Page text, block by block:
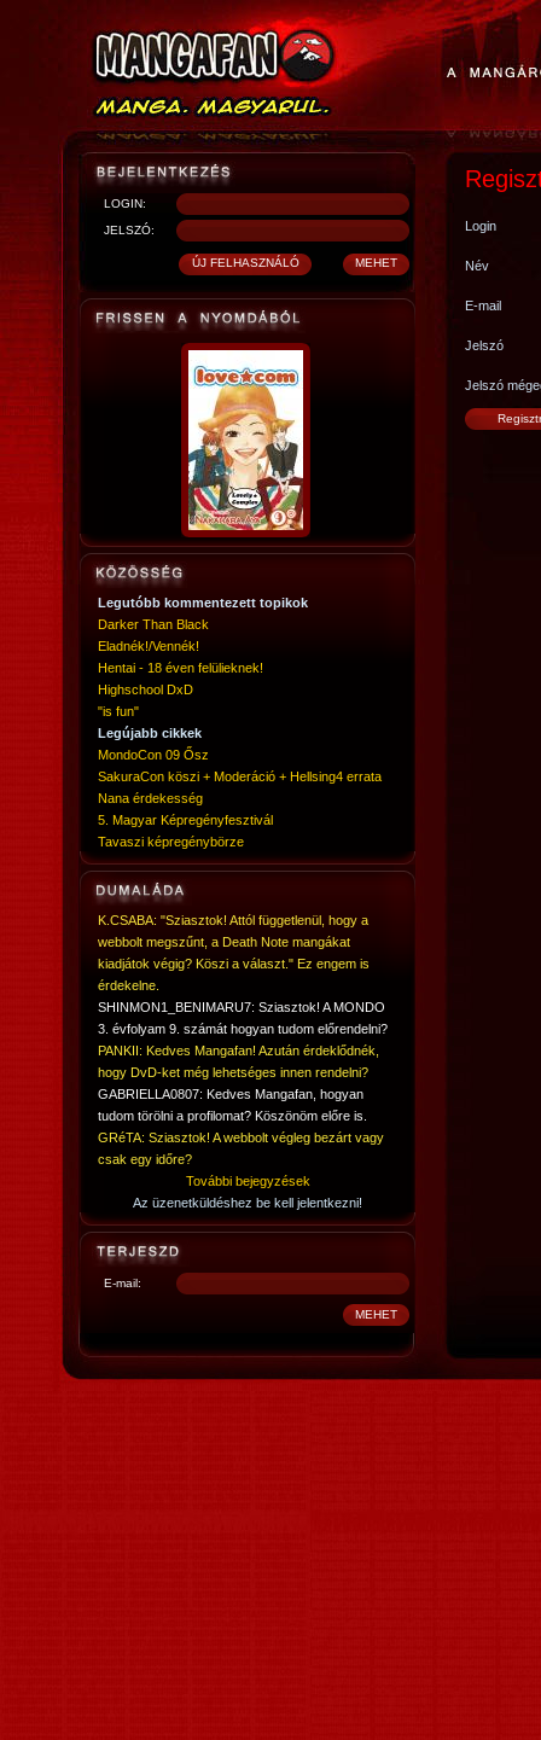
LOGIN:
JELSZÓ:
Legutóbb kommentezett topikok
Darker Than Black
Eladnék!/Vennék!
Hentai - 18 éven felülieknek!
Highschool DxD
"is fun"
Legújabb cikkek
MondoCon 09 Ősz
SakuraCon köszi + Moderáció + Hellsing4 errata
Nana érdekesség
5. Magyar Képregényfesztivál
Tavaszi képregénybörze
K.CSABA: "Sziasztok! Attól függetlenül, hogy a
webbolt megszűnt, a Death Note mangákat
kiadjátok végig? Köszi a választ." Ez engem is
érdekelne.
SHINMON1_BENIMARU7: Sziasztok! A MONDO
3. évfolyam 9. számát hogyan tudom előrendelni?
PANKII: Kedves Mangafan! Azután érdeklődnék,
hogy DvD-ket még lehetséges innen rendelni?
GABRIELLA0807: Kedves Mangafan, hogyan
tudom törölni a profilomat? Köszönöm előre is.
GRéTA: Sziasztok! A webbolt végleg bezárt vagy
csak egy időre?
További bejegyzések
Az üzenetküldéshez be kell jelentkezni!
E-mail:
Login
Név
E-mail
Jelszó
Jelszó